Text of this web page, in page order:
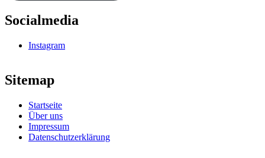
Socialmedia
Instagram
Sitemap
Startseite
Über uns
Impressum
Datenschutzerklärung